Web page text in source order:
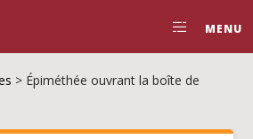
MENU
> Épiméthée ouvrant la boîte de